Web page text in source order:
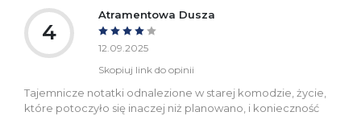
4
Atramentowa Dusza
12.09.2025
Skopiuj link do opinii
Tajemnicze notatki odnalezione w starej komodzie, życie,
które potoczyło się inaczej niż planowano, i konieczność